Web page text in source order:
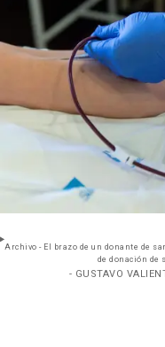
Archivo - El brazo de un donante de
de donación de
- GUSTAVO